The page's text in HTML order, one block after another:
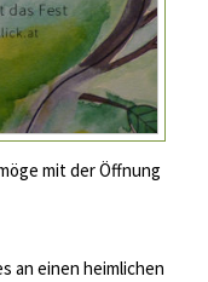
mit der Öffnung
an einen heimlichen